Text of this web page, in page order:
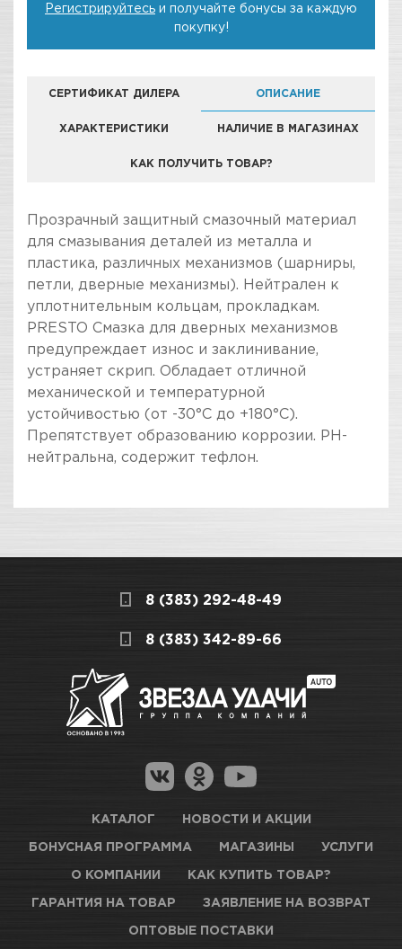
Регистрируйтесь и получайте бонусы за каждую
покупку!
СЕРТИФИКАТ ДИЛЕРА ОПИСАНИЕ
ХАРАКТЕРИСТИКИ НАЛИЧИЕ В МАГАЗИНАХ
КАК ПОЛУЧИТЬ ТОВАР?
КОМПАНИЯ "ЗВЕЗДА УДАЧИ" ЯВЛЯЕТСЯ
ОФИЦИАЛЬНЫМ ДИЛЕРОМ БРЕНДА PRESTO
Прозрачный защитный смазочный материал
для смазывания деталей из металла и
пластика, различных механизмов (шарниры,
петли, дверные механизмы). Нейтрален к
уплотнительным кольцам, прокладкам.
PRESTO Смазка для дверных механизмов
предупреждает износ и заклинивание,
устраняет скрип. Обладает отличной
механической и температурной
устойчивостью (от -30°С до +180°С).
Препятствует образованию коррозии. PH-
нейтральна, содержит тефлон.
СКЛАДСКОЙ КОМПЛЕКС
Нет в наличии
Новосибирск, Петухова, 27/3
КАРТА ПРОЕЗДА И КОНТАКТЫ
получение товара максимально комфортными,
поэтому подготовили для Вас самую
Как купить товар?
Гарантия на товар
Магазины для получения товара
Оптовые поставки
8 (383) 292-48-49
8 (383) 342-89-66
КАТАЛОГ НОВОСТИ И АКЦИИ
БОНУСНАЯ ПРОГРАММА МАГАЗИНЫ УСЛУГИ
О КОМПАНИИ КАК КУПИТЬ ТОВАР?
ГАРАНТИЯ НА ТОВАР ЗАЯВЛЕНИЕ НА ВОЗВРАТ
ОПТОВЫЕ ПОСТАВКИ